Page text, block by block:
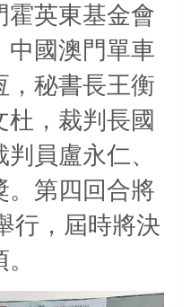
霍英東基金會
中國澳門單車
，秘書長王衡
，裁判長國
員盧永仁、
。第四回合將
行，屆時將決